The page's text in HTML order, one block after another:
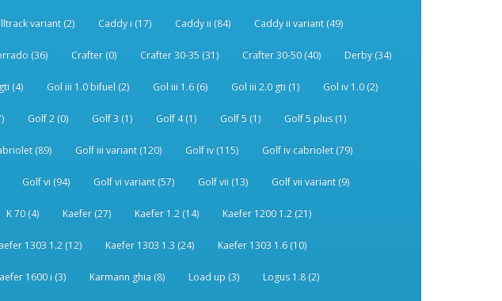
variant (2) Caddy i (17) Caddy ii (84) Caddy ii variant (49)
(36) Crafter (0) Crafter 30-35 (31) Crafter 30-50 (40) Derby (34)
(4) Gol iii 1.0 bifuel (2) Gol iii 1.6 (6) Gol iii 2.0 gti (1) Gol iv 1.0 (2)
Golf 2 (0) Golf 3 (1) Golf 4 (1) Golf 5 (1) Golf 5 plus (1)
(89) Golf iii variant (120) Golf iv (115) Golf iv cabriolet (79)
Golf vi (94) Golf vi variant (57) Golf vii (13) Golf vii variant (9)
K 70 (4) Kaefer (27) Kaefer 1.2 (14) Kaefer 1200 1.2 (21)
1303 1.2 (12) Kaefer 1303 1.3 (24) Kaefer 1303 1.6 (10)
1600 i (3) Karmann ghia (8) Load up (3) Logus 1.8 (2)